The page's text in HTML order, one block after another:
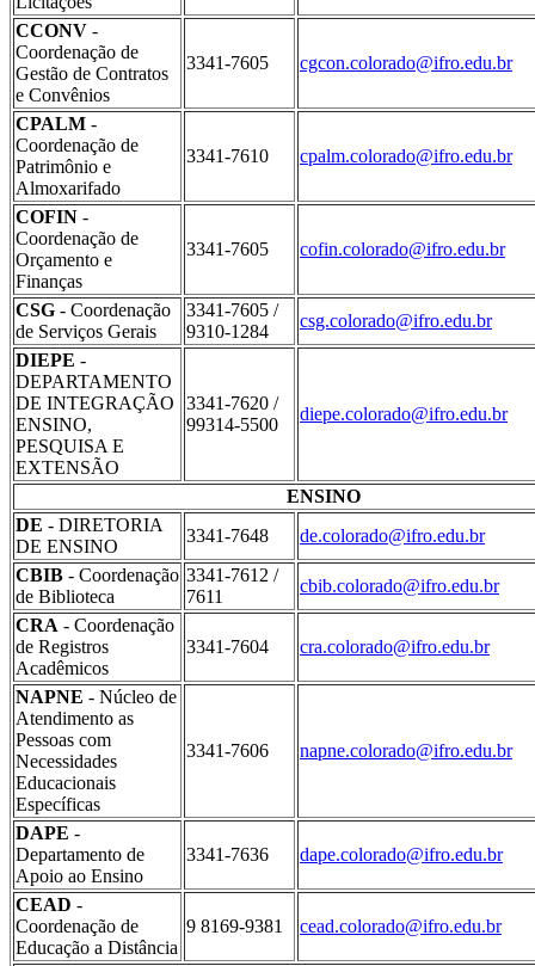
CCONV -
Coordenação de
Gestão de Contratos
e Convênios
3341-7605 cgcon.colorado@ifro.edu.br
CPALM -
Coordenação de
Patrimônio e
Almoxarifado
3341-7610 cpalm.colorado@ifro.edu.br
COFIN -
Coordenação de
Orçamento e
Finanças
3341-7605 cofin.colorado@ifro.edu.br
CSG - Coordenação
de Serviços Gerais
3341-7605 /
9310-1284
csg.colorado@ifro.edu.br
DIEPE -
DEPARTAMENTO
DE INTEGRAÇÃO
ENSINO,
PESQUISA E
EXTENSÃO
3341-7620 /
99314-5500
diepe.colorado@ifro.edu.br
ENSINO
DE - DIRETORIA
DE ENSINO
3341-7648
de.colorado@ifro.edu.br
CBIB - Coordenação
de Biblioteca
3341-7612 /
7611
cbib.colorado@ifro.edu.br
CRA - Coordenação
de Registros
Acadêmicos
3341-7604 cra.colorado@ifro.edu.br
NAPNE - Núcleo de
Atendimento as
Pessoas com
Necessidades
Educacionais
Específicas
3341-7606 napne.colorado@ifro.edu.br
DAPE -
Departamento de
Apoio ao Ensino
3341-7636 dape.colorado@ifro.edu.br
CEAD -
Coordenação de
Educação a Distância
9 8169-9381 cead.colorado@ifro.edu.br